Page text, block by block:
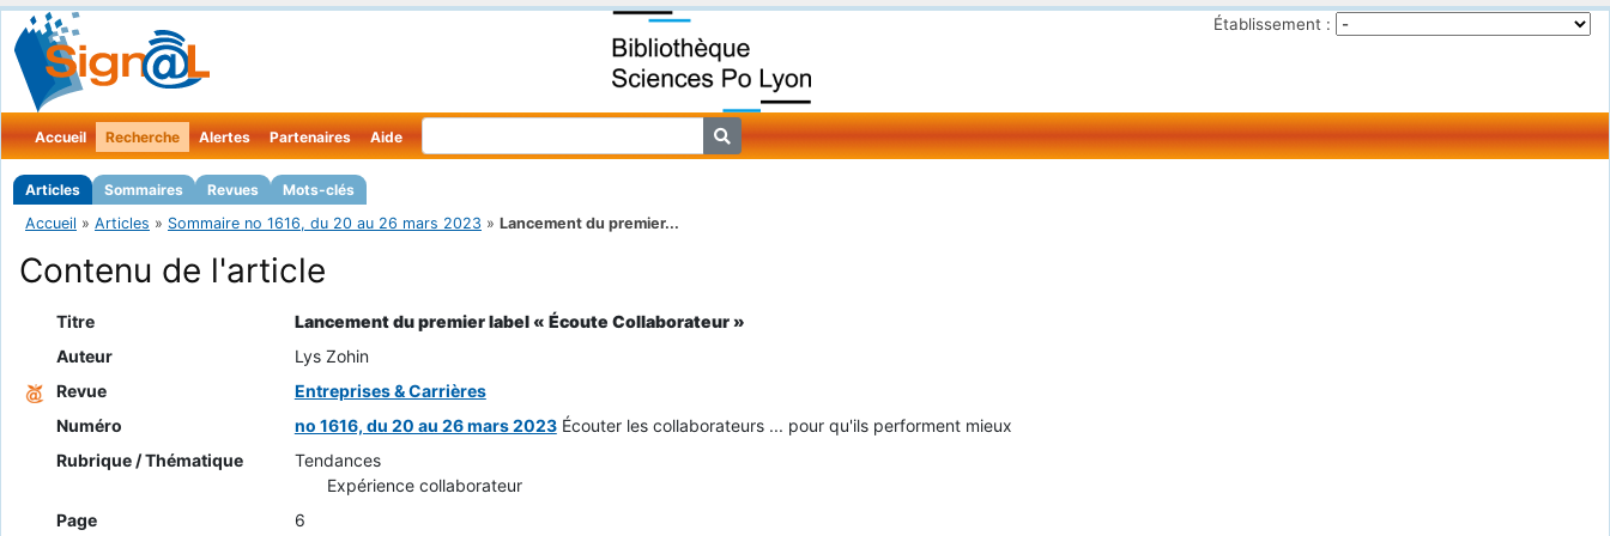
Établissement :
Accueil Recherche
Articles Sommaires Revues Mots-clés
Alertes Partenaires Aide
Accueil » Articles » Sommaire no 1616, du 20 au 26 mars 2023 » Lancement du premier...
Contenu de l'article
Titre
Lancement du premier label « Écoute Collaborateur »
Auteur
Lys Zohin
Revue
Entreprises & Carrières
Numéro
no 1616, du 20 au 26 mars 2023 Écouter les collaborateurs ... pour qu'ils performent mieux
Rubrique / Thématique
Tendances
Expérience collaborateur
Page
6